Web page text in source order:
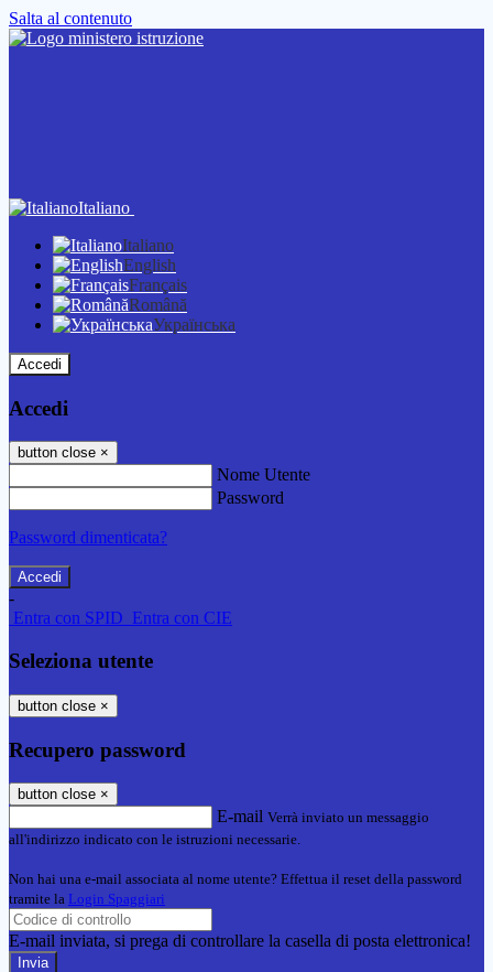
Salta al contenuto
Italiano
Italiano
English
Français
Română
Українська
Accedi
Accedi
button close ×
Nome Utente
Password
Password dimenticata?
-
Entra con SPID Entra con CIE
Seleziona utente
button close ×
Recupero password
button close ×
E-mail Verrà inviato un messaggio
all'indirizzo indicato con le istruzioni necessarie.
Non hai una e-mail associata al nome utente? Effettua il reset della password
tramite la Login Spaggiari
E-mail inviata, si prega di controllare la casella di posta elettronica!